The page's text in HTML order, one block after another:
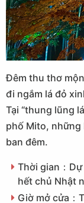
Đêm thu thơ
đi ngắm lá đỏ
Tại “thung lũng
phố Mito, những
ban đêm.
Thời gian：
hết chủ Nhật
Giờ mở cửa：